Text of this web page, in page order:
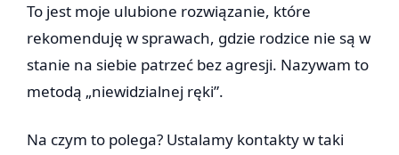
To jest moje ulubione rozwiązanie, które
rekomenduję w sprawach, gdzie rodzice nie są w
stanie na siebie patrzeć bez agresji. Nazywam to
metodą „niewidzialnej ręki”.
Na czym to polega? Ustalamy kontakty w taki